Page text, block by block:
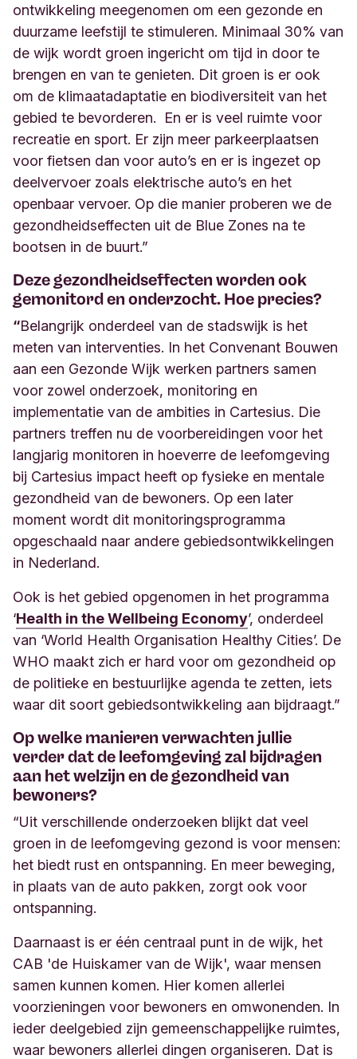
ontwikkeling meegenomen om een gezonde en
duurzame leefstijl te stimuleren. Minimaal 30% van
de wijk wordt groen ingericht om tijd in door te
brengen en van te genieten. Dit groen is er ook
om de klimaatadaptatie en biodiversiteit van het
gebied te bevorderen. En er is veel ruimte voor
recreatie en sport. Er zijn meer parkeerplaatsen
voor fietsen dan voor auto’s en er is ingezet op
deelvervoer zoals elektrische auto’s en het
openbaar vervoer. Op die manier proberen we de
gezondheidseffecten uit de Blue Zones na te
bootsen in de buurt.”
Deze gezondheidseffecten worden ook
gemonitord en onderzocht. Hoe precies?
“Belangrijk onderdeel van de stadswijk is het
meten van interventies. In het Convenant Bouwen
aan een Gezonde Wijk werken partners samen
voor zowel onderzoek, monitoring en
implementatie van de ambities in Cartesius. Die
partners treffen nu de voorbereidingen voor het
langjarig monitoren in hoeverre de leefomgeving
bij Cartesius impact heeft op fysieke en mentale
gezondheid van de bewoners. Op een later
moment wordt dit monitoringsprogramma
opgeschaald naar andere gebiedsontwikkelingen
in Nederland.
Ook is het gebied opgenomen in het programma
‘Health in the Wellbeing Economy’, onderdeel
van ‘World Health Organisation Healthy Cities’. De
WHO maakt zich er hard voor om gezondheid op
de politieke en bestuurlijke agenda te zetten, iets
waar dit soort gebiedsontwikkeling aan bijdraagt.”
Op welke manieren verwachten jullie
verder dat de leefomgeving zal bijdragen
aan het welzijn en de gezondheid van
bewoners?
“Uit verschillende onderzoeken blijkt dat veel
groen in de leefomgeving gezond is voor mensen:
het biedt rust en ontspanning. En meer beweging,
in plaats van de auto pakken, zorgt ook voor
ontspanning.
Daarnaast is er één centraal punt in de wijk, het
CAB 'de Huiskamer van de Wijk', waar mensen
samen kunnen komen. Hier komen allerlei
voorzieningen voor bewoners en omwonenden. In
ieder deelgebied zijn gemeenschappelijke ruimtes,
waar bewoners allerlei dingen organiseren. Dat is